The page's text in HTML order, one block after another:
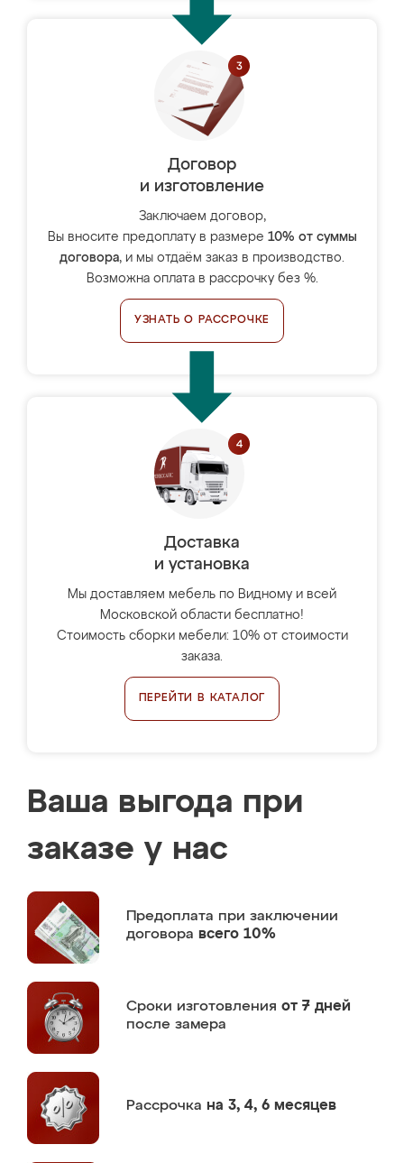
Договор
и изготовление
Заключаем договор,
Вы вносите предоплату в размере 10% от суммы
договора, и мы отдаём заказ в производство.
Возможна оплата в рассрочку без %.
УЗНАТЬ О РАССРОЧКЕ
Доставка
и установка
Мы доставляем мебель по Видному и всей
Московской области бесплатно!
Стоимость сборки мебели: 10% от стоимости
заказа.
ПЕРЕЙТИ В КАТАЛОГ
Ваша выгода при
заказе у нас
Предоплата при заключении
договора всего 10%
Сроки изготовления от 7 дней
после замера
Рассрочка на 3, 4, 6 месяцев